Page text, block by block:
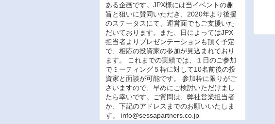
ある企画です。JPX様には当イベントの趣
旨と狙いに賛同いただき、2020年より後援
のステータスにて、運営面でもご支援いた
だいております。また、日によってはJPX
担当者よりプレゼンテーションも頂く予定
で、相応の投資家の参加が見込まれており
ます。 これまでの実績では、１日のご参加
でミーティング５枠に対して10名前後の投
資家と面談が可能です。 参加枠に限りがご
ざいますので、早めにご検討いただけまし
たら幸いです。ご質問は、弊社営業担当者
か、下記のアドレスまでのお願いいたしま
す。 info@sessapartners.co.jp